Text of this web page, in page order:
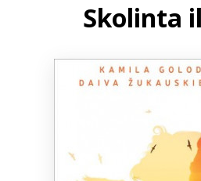
ELVIS atvykstaSkolinta